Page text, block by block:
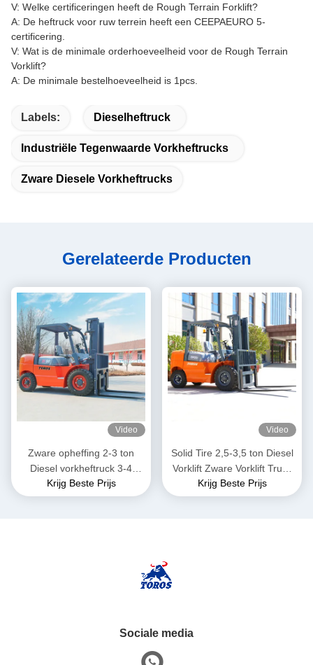
V: Welke certificeringen heeft de Rough Terrain Forklift?
A: De heftruck voor ruw terrein heeft een CEEPAEURO 5-
certificering.
V: Wat is de minimale orderhoeveelheid voor de Rough Terrain
Vorklift?
A: De minimale bestelhoeveelheid is 1pcs.
Labels: Dieselheftruck
Industriële Tegenwaarde Vorkheftrucks
Zware Diesele Vorkheftrucks
Gerelateerde Producten
Video
Zware opheffing 2-3 ton
Diesel vorkheftruck 3-4
meter totale lengte
Krijg Beste Prijs
Video
Solid Tire 2,5-3,5 ton Diesel
Vorklift Zware Vorklift Truck
Voor Warehouse
Krijg Beste Prijs
Sociale media